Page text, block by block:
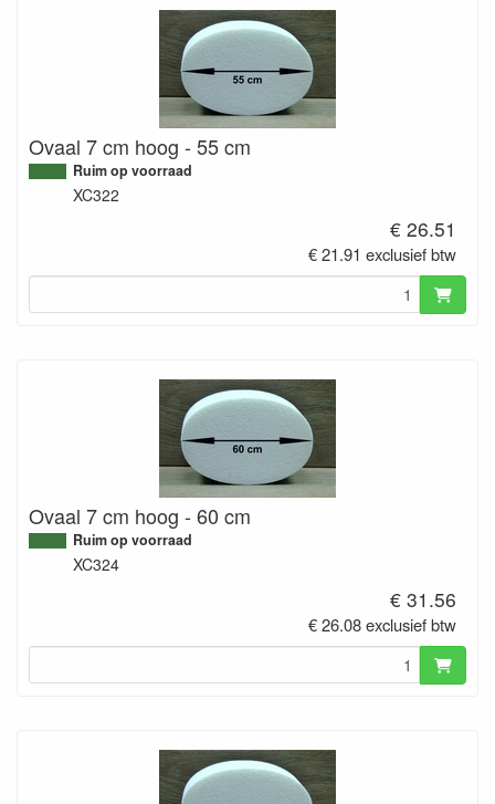
Ovaal 7 cm hoog - 55 cm
Ruim op voorraad
XC322
€ 26.51
€ 21.91 exclusief btw
Ovaal 7 cm hoog - 60 cm
Ruim op voorraad
XC324
€ 31.56
€ 26.08 exclusief btw